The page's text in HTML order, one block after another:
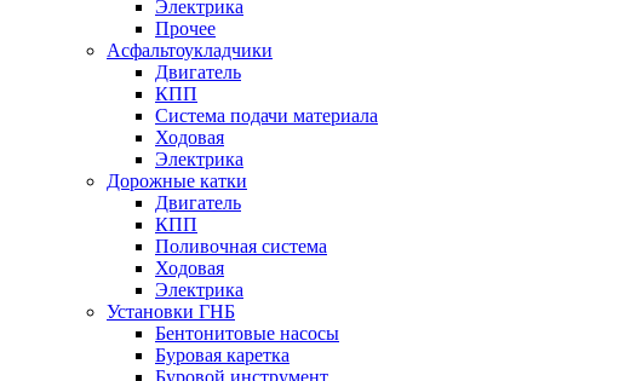
Электрика
Прочее
Асфальтоукладчики
Двигатель
КПП
Система подачи материала
Ходовая
Электрика
Дорожные катки
Двигатель
КПП
Поливочная система
Ходовая
Электрика
Установки ГНБ
Бентонитовые насосы
Буровая каретка
Буровой инструмент